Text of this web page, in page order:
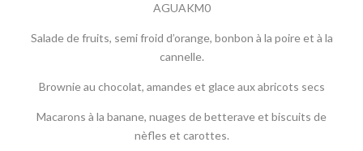
AGUAKM0
Salade de fruits, semi froid d’orange, bonbon à la poire et à la
cannelle.
Brownie au chocolat, amandes et glace aux abricots secs
Macarons à la banane, nuages de betterave et biscuits de
nèfles et carottes.